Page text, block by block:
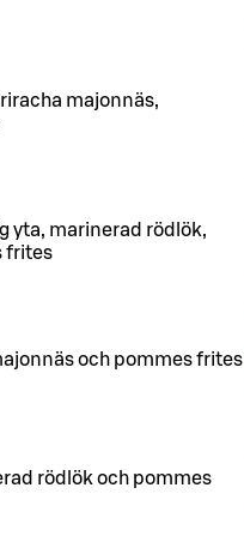
majonnäs,
yta, marinerad rödlök,
frites
och pommes frites
rödlök och pommes